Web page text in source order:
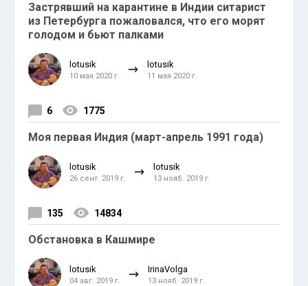
Застрявший на карантине в Индии ситарист
из Петербурга пожаловался, что его морят
голодом и бьют палками
lotusik
10 мая 2020 г.
lotusik
11 мая 2020 г.
6 1775
Моя первая Индия (март-апрель 1991 года)
lotusik
26 сент. 2019 г.
lotusik
13 нояб. 2019 г.
135 14834
Обстановка в Кашмире
lotusik
04 авг. 2019 г.
IrinaVolga
13 нояб. 2019 г.